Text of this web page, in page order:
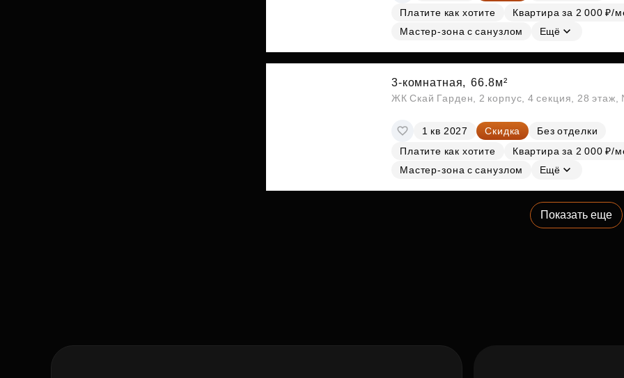
Платите как хотите
Квартира за 2 000 ₽/
Мастер-зона с санузлом
Ещё
3-комнатная, 66.8м²
ЖК Скай Гарден, 2 корпус, 4 секция, 28
1 кв 2027 Скидка
Без отделки
Платите как хотите
Квартира за 2 000 ₽/
Мастер-зона с санузлом
Ещё
Показать еще